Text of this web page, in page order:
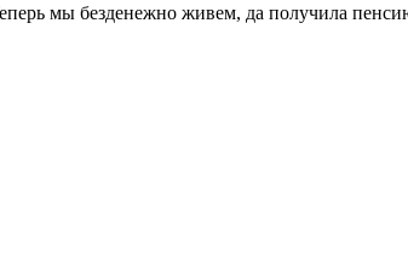
мы безденежно живем, да получила